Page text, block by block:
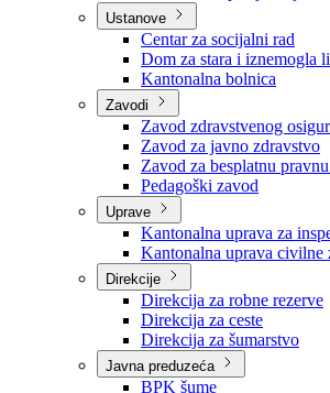
Služba za odnose s javnošću
Služba za zajedničke
Služba za zapošljavanje
Ustanove
Centar za socijalni rad
Dom za stara i iznemogla
Kantonalna bolnica
Zavodi
Zavod zdravstvenog
Zavod za javno zdravstvo
Zavod za besplatnu pravnu
Pedagoški zavod
Uprave
Kantonalna uprava za
Kantonalna uprava civilne
Direkcije
Direkcija za robne rezerve
Direkcija za ceste